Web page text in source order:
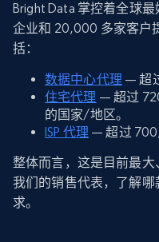
Bright Data 掌控着全球
企业和 20,000 多家客户
括：
数据中心代理 — 超
住宅代理 — 超过
的国家/地区。
ISP 代理 — 超过
整体而言，这是目前最
我们的销售代表，了解哪
求。